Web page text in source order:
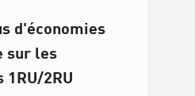
d'économies
sur les
2RU